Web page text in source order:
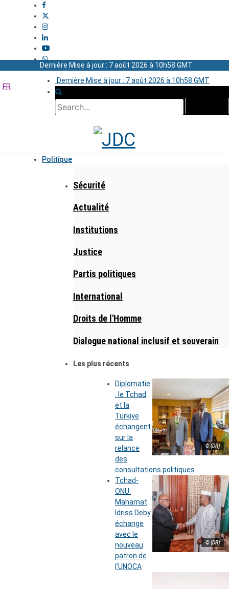
Dernière Mise à jour : 7 août 2026 à 10h58 GMT
Dernière Mise à jour : 7 août 2026 à 10h58 GMT
FR
Politique
Sécurité
Actualité
Institutions
Justice
Partis politiques
International
Droits de l'Homme
Dialogue national inclusif et souverain
Les plus récents
© (DR)
Diplomatie
: le Tchad
et la
Türkiye
échangent
sur la
relance
des
consultations politiques
© (DR)
Tchad-
ONU:
Mahamat
Idriss Deby
échange
avec le
nouveau
patron de
l’UNOCA